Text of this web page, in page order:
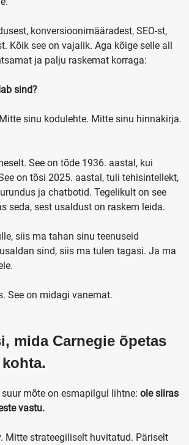
konversioonimääradest, SEO-st,
Kõik see on vajalik. Aga kõige selle all
ja palju raskemat korraga:
sind?
sinu kodulehte. Mitte sinu hinnakirja.
See on tõde 1936. aastal, kui
on tõsi 2025. aastal, tuli tehisintellekt,
ja chatbotid. Tegelikult on see
seda, sest usaldust on raskem leida.
siis ma tahan sinu teenuseid
sind, siis ma tulen tagasi. Ja ma
See on midagi vanemat.
mida Carnegie õpetas
mõte on esmapilgul lihtne: ole siiras
vastu.
Mitte strateegiliselt huvitatud. Päriselt